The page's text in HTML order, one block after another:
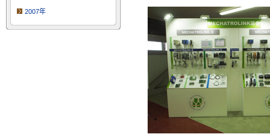
2007年